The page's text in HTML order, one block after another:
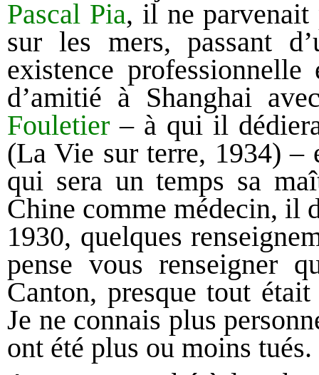
Pascal Pia, il ne parvenait
sur les mers, passant
existence
d’amitié à Shanghai
Fouletier – à qui il
(La Vie sur terre, 1934) –
qui sera un temps sa
Chine comme médecin, il
1930, quelques
pense vous renseigner
Canton, presque tout
Je ne connais plus
ont été plus ou moins tués.